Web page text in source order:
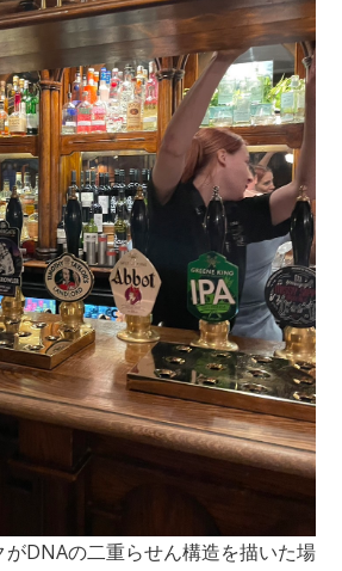
がDNAの二重らせん構造を描いた場